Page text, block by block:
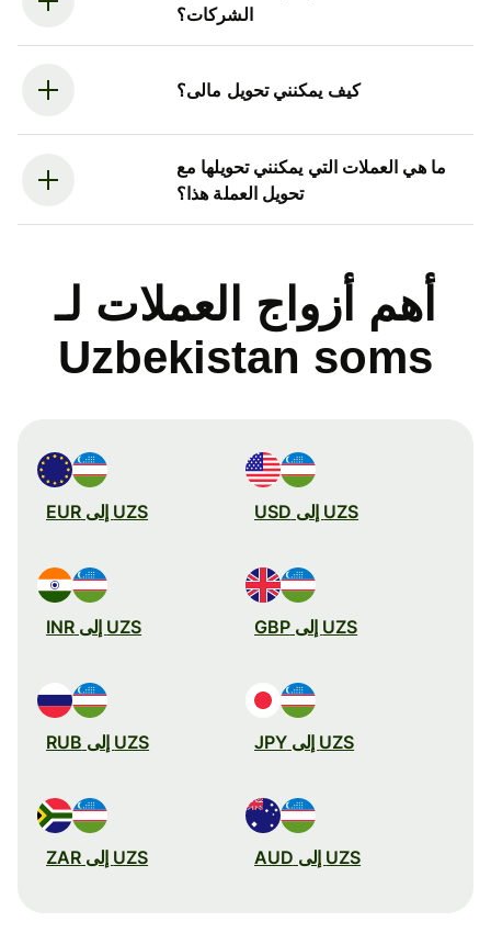
الشركات؟
كيف يمكنني تحويل مالى؟
ما هي العملات التي يمكنني تحويلها مع
تحويل العملة هذا؟
أهم أزواج العملات لـ
Uzbekistan soms
UZS إلى USD UZS إلى EUR
UZS إلى GBP UZS إلى INR
UZS إلى JPY UZS إلى RUB
UZS إلى AUD UZS إلى ZAR